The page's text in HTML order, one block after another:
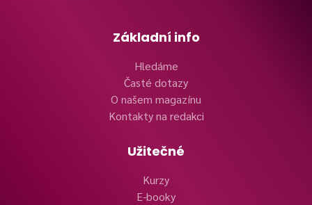
Základní info
Hledáme
Časté dotazy
O našem magazínu
Kontakty na redakci
Užitečné
Kurzy
E-booky